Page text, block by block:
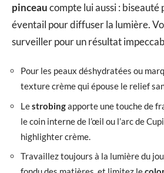
pinceaucompte lui aussi : biseauté
éventail pour diffuser la lumière.
surveiller pour un résultat
Pour les peaux déshydratées ou
texture crème qui épouse le relief
Lestrobingapporte une touche de
le coin interne de l’œil ou l’arc de
highlighter crème.
Travaillez toujours à la lumière du